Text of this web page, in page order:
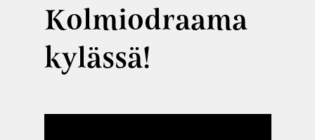
Kolmiodraama
kylässä!